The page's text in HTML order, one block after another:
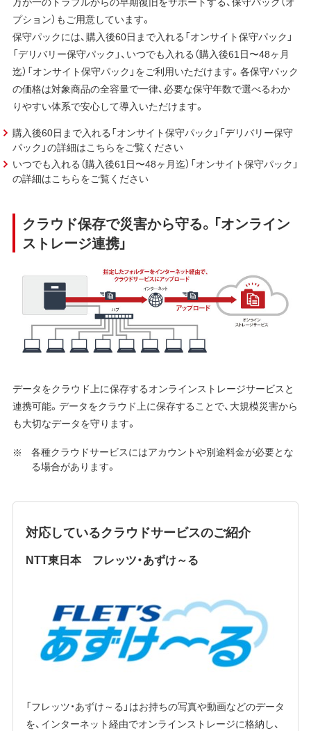
プション）もご用意しています。
保守パックには、購入後60日まで入れる「オンサイト保守パック」
「デリバリー保守パック」、いつでも入れる（購入後61日〜48ヶ月
迄）「オンサイト保守パック」をご利用いただけます。各保守パック
の価格は対象商品の全容量で一律、必要な保守年数で選べるわか
りやすい体系で安心して導入いただけます。
購入後60日まで入れる「オンサイト保守パック」「デリバリー保守
パック」の詳細はこちらをご覧ください
いつでも入れる（購入後61日〜48ヶ月迄）「オンサイト保守パック」
の詳細はこちらをご覧ください
クラウド保存で災害から守る。「オンライン
ストレージ連携」
データをクラウド上に保存するオンラインストレージサービスと
連携可能。データをクラウド上に保存することで、大規模災害から
も大切なデータを守ります。
各種クラウドサービスにはアカウントや別途料金が必要とな
る場合があります。
対応しているクラウドサービスのご紹介
NTT東日本 フレッツ・あずけ～る
「フレッツ・あずけ～る」はお持ちの写真や動画などのデータ
を、インターネット経由でオンラインストレージに格納し、